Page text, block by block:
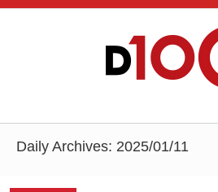
Daily Archives: 2025/01/11